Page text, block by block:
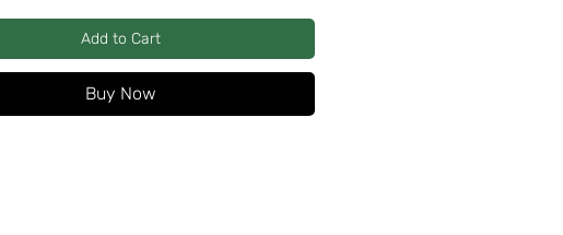
Add to Cart
Buy Now